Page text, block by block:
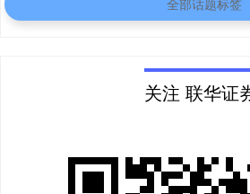
全部话题标签
关注 联华证